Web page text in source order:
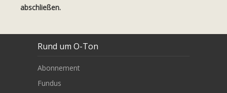
abschließen.
Rund um O-Ton
Abonnement
Fundus